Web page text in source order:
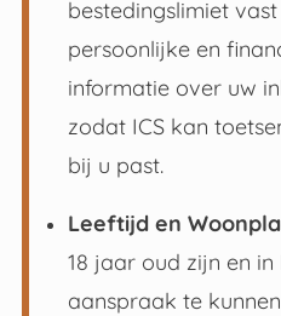
bestedingslimiet
persoonlijke en
informatie over uw
zodat ICS kan
bij u past.
Leeftijd en
18 jaar oud zijn en
aanspraak te